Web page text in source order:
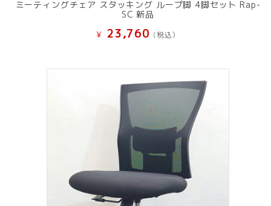
ミーティングチェア スタッキング ループ脚 4脚セット Rap-
SC 新品
¥ 23,760 (税込）